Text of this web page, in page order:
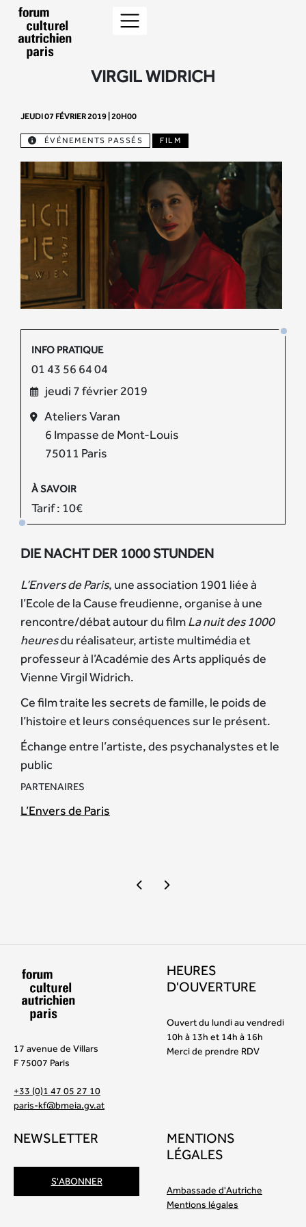
VIRGIL WIDRICH
JEUDI 07 FÉVRIER 2019 | 20H00
ÉVÉNEMENTS PASSÉS FILM
INFO PRATIQUE
01 43 56 64 04
jeudi 7 février 2019
Ateliers Varan
6 Impasse de Mont-Louis
75011 Paris
À SAVOIR
Tarif : 10€
DIE NACHT DER 1000 STUNDEN
L’Envers de Paris, une association 1901 liée à
l’Ecole de la Cause freudienne, organise à une
rencontre/débat autour du filmLa nuit des 1000
heuresdu réalisateur, artiste multimédia et
professeur à l’Académie des Arts appliqués de
Vienne Virgil Widrich.
Ce film traite les secrets de famille, le poids de
l’histoire et leurs conséquences sur le présent.
Échange entre l’artiste, des psychanalystes et le
public
PARTENAIRES
L’Envers de Paris
17 avenue de Villars
F 75007 Paris
+33 (0)1 47 05 27 10
paris-kf@bmeia.gv.at
HEURES
D'OUVERTURE
Ouvert du lundi au vendredi
10h à 13h et 14h à 16h
Merci de prendre RDV
NEWSLETTER
S'ABONNER
MENTIONS
LÉGALES
Ambassade d'Autriche
Mentions légales